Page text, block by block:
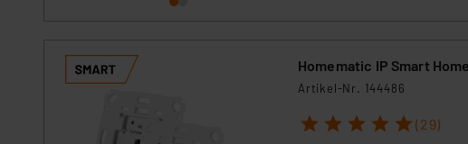
Unsere Kooperation mit diesen
Kommission sowie einer eigenen
Daten, verbundenen Risiken.“
Homematic IP Smart
Artikel-Nr. 144486
1 2 3 4 5 (29)